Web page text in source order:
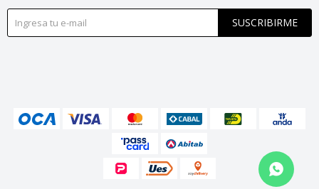
SUSCRIBIRME